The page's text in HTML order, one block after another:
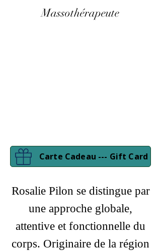
Massothérapeute
Carte Cadeau --- Gift Card
Rosalie Pilon se distingue par
une approche globale,
attentive et fonctionnelle du
corps. Originaire de la région